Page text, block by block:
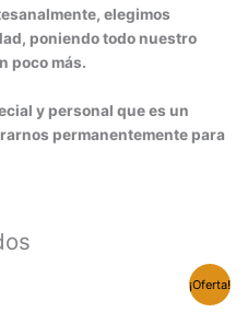
elegimos
poniendo todo nuestro
poco más.
y personal que es un
permanentemente para
¡Oferta!